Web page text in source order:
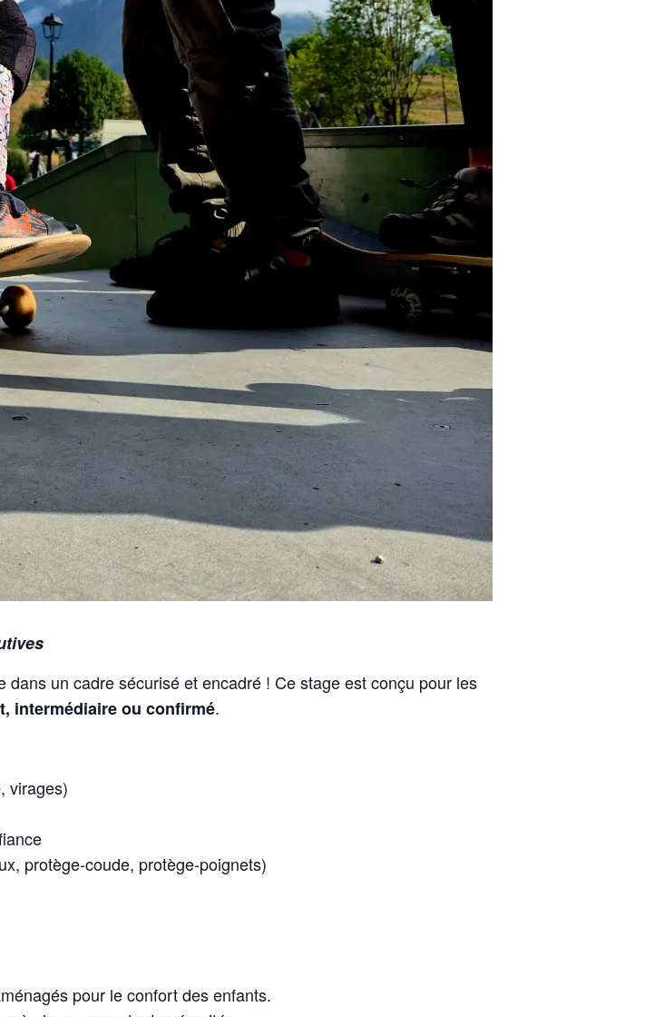
dans un cadre sécurisé et encadré ! Ce stage est conçu pour les
intermédiaire ou confirmé.
virages)
protège-coude, protège-poignets)
pour le confort des enfants.